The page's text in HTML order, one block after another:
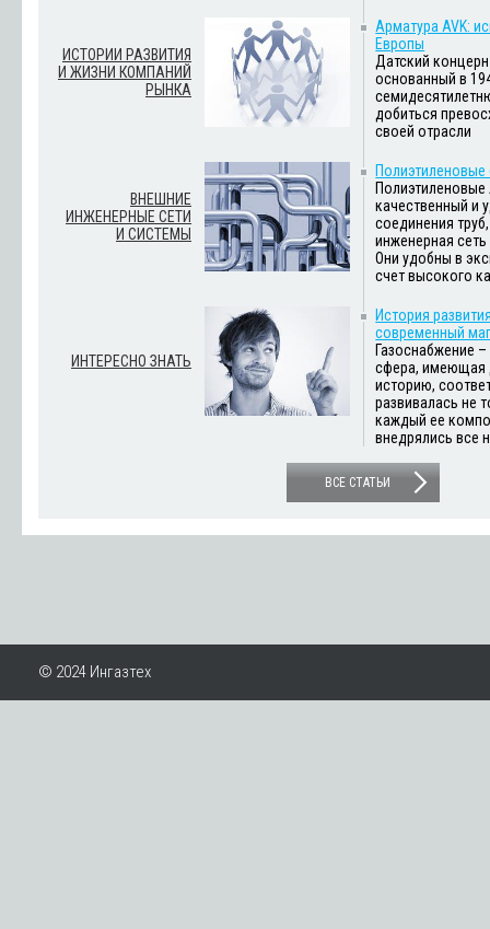
ИСТОРИИ РАЗВИТИЯ
И ЖИЗНИ КОМПАНИЙ
РЫНКА
Арматура AVK:
Европы
Датский
основанный в
добиться
своей отрасли
ВНЕШНИЕ
ИНЖЕНЕРНЫЕ СЕТИ
И СИСТЕМЫ
Полиэтиленовые
Полиэтиленовые
качественный и
соединения
инженерная
Они удобны в
счет высокого
ИНТЕРЕСНО ЗНАТЬ
История
современный
Газоснабжение
сфера, имеющая
историю,
развивалась не
каждый ее
внедрялись все
ВСЕ СТАТЬИ
© 2024 Ингазтех